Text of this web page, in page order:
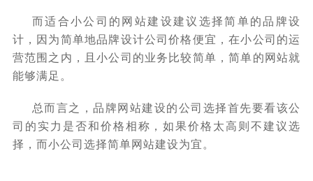
而适合小公司的网站建设建议选择简单的品牌设
计，因为简单地品牌设计公司价格便宜，在小公司的运
营范围之内，且小公司的业务比较简单，简单的网站就
能够满足。
总而言之，品牌网站建设的公司选择首先要看该公
司的实力是否和价格相称，如果价格太高则不建议选
择，而小公司选择简单网站建设为宜。